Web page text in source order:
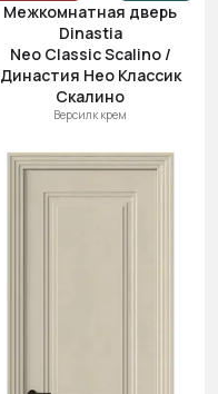
Межкомнатная дверь
Dinastia
Neo Classic Scalino /
Династия Нео Классик
Скалино
Версилк крем